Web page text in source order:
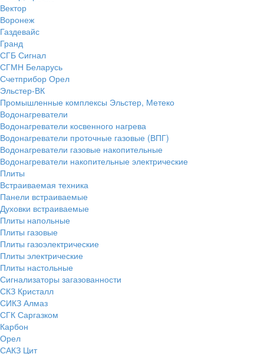
Вектор
Воронеж
Газдевайс
Гранд
СГБ Сигнал
СГМН Беларусь
Счетприбор Орел
Эльстер-ВК
Промышленные комплексы Эльстер, Метеко
Водонагреватели
Водонагреватели косвенного нагрева
Водонагреватели проточные газовые (ВПГ)
Водонагреватели газовые накопительные
Водонагреватели накопительные электрические
Плиты
Встраиваемая техника
Панели встраиваемые
Духовки встраиваемые
Плиты напольные
Плиты газовые
Плиты газоэлектрические
Плиты электрические
Плиты настольные
Сигнализаторы загазованности
СКЗ Кристалл
СИКЗ Алмаз
СГК Саргазком
Карбон
Орел
САКЗ Цит